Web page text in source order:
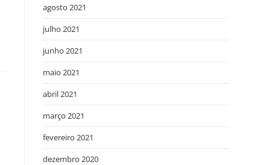
agosto 2021
julho 2021
junho 2021
maio 2021
abril 2021
março 2021
fevereiro 2021
dezembro 2020